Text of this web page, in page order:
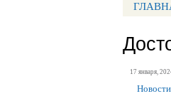
17 января,
Новости